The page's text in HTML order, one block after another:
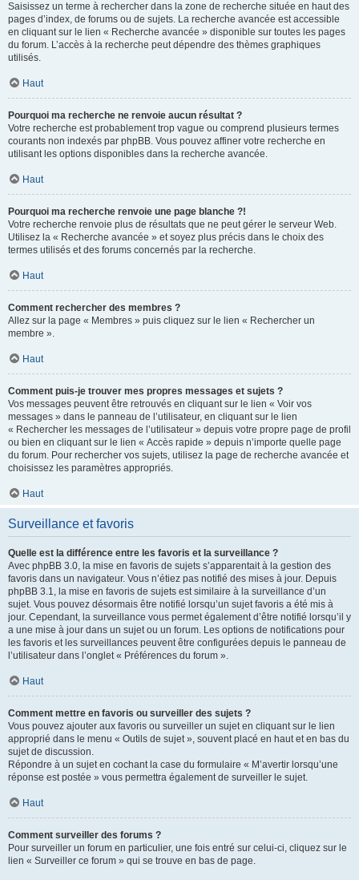
Saisissez un terme à rechercher dans la zone de recherche située en haut des
pages d’index, de forums ou de sujets. La recherche avancée est accessible
en cliquant sur le lien « Recherche avancée » disponible sur toutes les pages
du forum. L’accès à la recherche peut dépendre des thèmes graphiques
utilisés.
Haut
Pourquoi ma recherche ne renvoie aucun résultat ?
Votre recherche est probablement trop vague ou comprend plusieurs termes
courants non indexés par phpBB. Vous pouvez affiner votre recherche en
utilisant les options disponibles dans la recherche avancée.
Haut
Pourquoi ma recherche renvoie une page blanche ?!
Votre recherche renvoie plus de résultats que ne peut gérer le serveur Web.
Utilisez la « Recherche avancée » et soyez plus précis dans le choix des
termes utilisés et des forums concernés par la recherche.
Haut
Comment rechercher des membres ?
Allez sur la page « Membres » puis cliquez sur le lien « Rechercher un
membre ».
Haut
Comment puis-je trouver mes propres messages et sujets ?
Vos messages peuvent être retrouvés en cliquant sur le lien « Voir vos
messages » dans le panneau de l’utilisateur, en cliquant sur le lien
« Rechercher les messages de l’utilisateur » depuis votre propre page de profil
ou bien en cliquant sur le lien « Accès rapide » depuis n’importe quelle page
du forum. Pour rechercher vos sujets, utilisez la page de recherche avancée et
choisissez les paramètres appropriés.
Haut
Surveillance et favoris
Quelle est la différence entre les favoris et la surveillance ?
Avec phpBB 3.0, la mise en favoris de sujets s’apparentait à la gestion des
favoris dans un navigateur. Vous n’étiez pas notifié des mises à jour. Depuis
phpBB 3.1, la mise en favoris de sujets est similaire à la surveillance d’un
sujet. Vous pouvez désormais être notifié lorsqu’un sujet favoris a été mis à
jour. Cependant, la surveillance vous permet également d’être notifié lorsqu’il y
a une mise à jour dans un sujet ou un forum. Les options de notifications pour
les favoris et les surveillances peuvent être configurées depuis le panneau de
l’utilisateur dans l’onglet « Préférences du forum ».
Haut
Comment mettre en favoris ou surveiller des sujets ?
Vous pouvez ajouter aux favoris ou surveiller un sujet en cliquant sur le lien
approprié dans le menu « Outils de sujet », souvent placé en haut et en bas du
sujet de discussion.
Répondre à un sujet en cochant la case du formulaire « M’avertir lorsqu’une
réponse est postée » vous permettra également de surveiller le sujet.
Haut
Comment surveiller des forums ?
Pour surveiller un forum en particulier, une fois entré sur celui-ci, cliquez sur le
lien « Surveiller ce forum » qui se trouve en bas de page.